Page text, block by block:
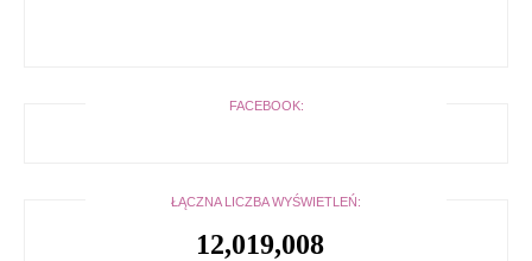
FACEBOOK:
ŁĄCZNA LICZBA WYŚWIETLEŃ:
12,019,008